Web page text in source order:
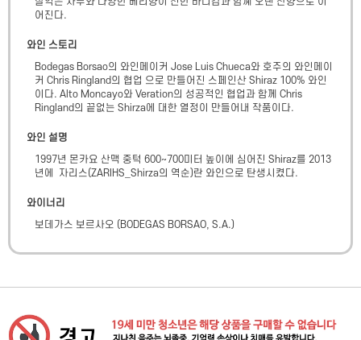
어진다.
와인 스토리
Bodegas Borsao의 와인메이커 Jose Luis Chueca와 호주의 와인메이
커 Chris Ringland의 협업 으로 만들어진 스페인산 Shiraz 100% 와인
이다. Alto Moncayo와 Veration의 성공적인 협업과 함께 Chris
Ringland의 끝없는 Shirza에 대한 열정이 만들어내 작품이다.
와인 설명
1997년 몬카요 산맥 중턱 600~700미터 높이에 심어진 Shiraz를 2013
년에  자리스(ZARIHS_Shirza의 역순)란 와인으로 탄생시켰다.
와이너리
보데가스 보르사오 ( BODEGAS BORSAO, S.A.)